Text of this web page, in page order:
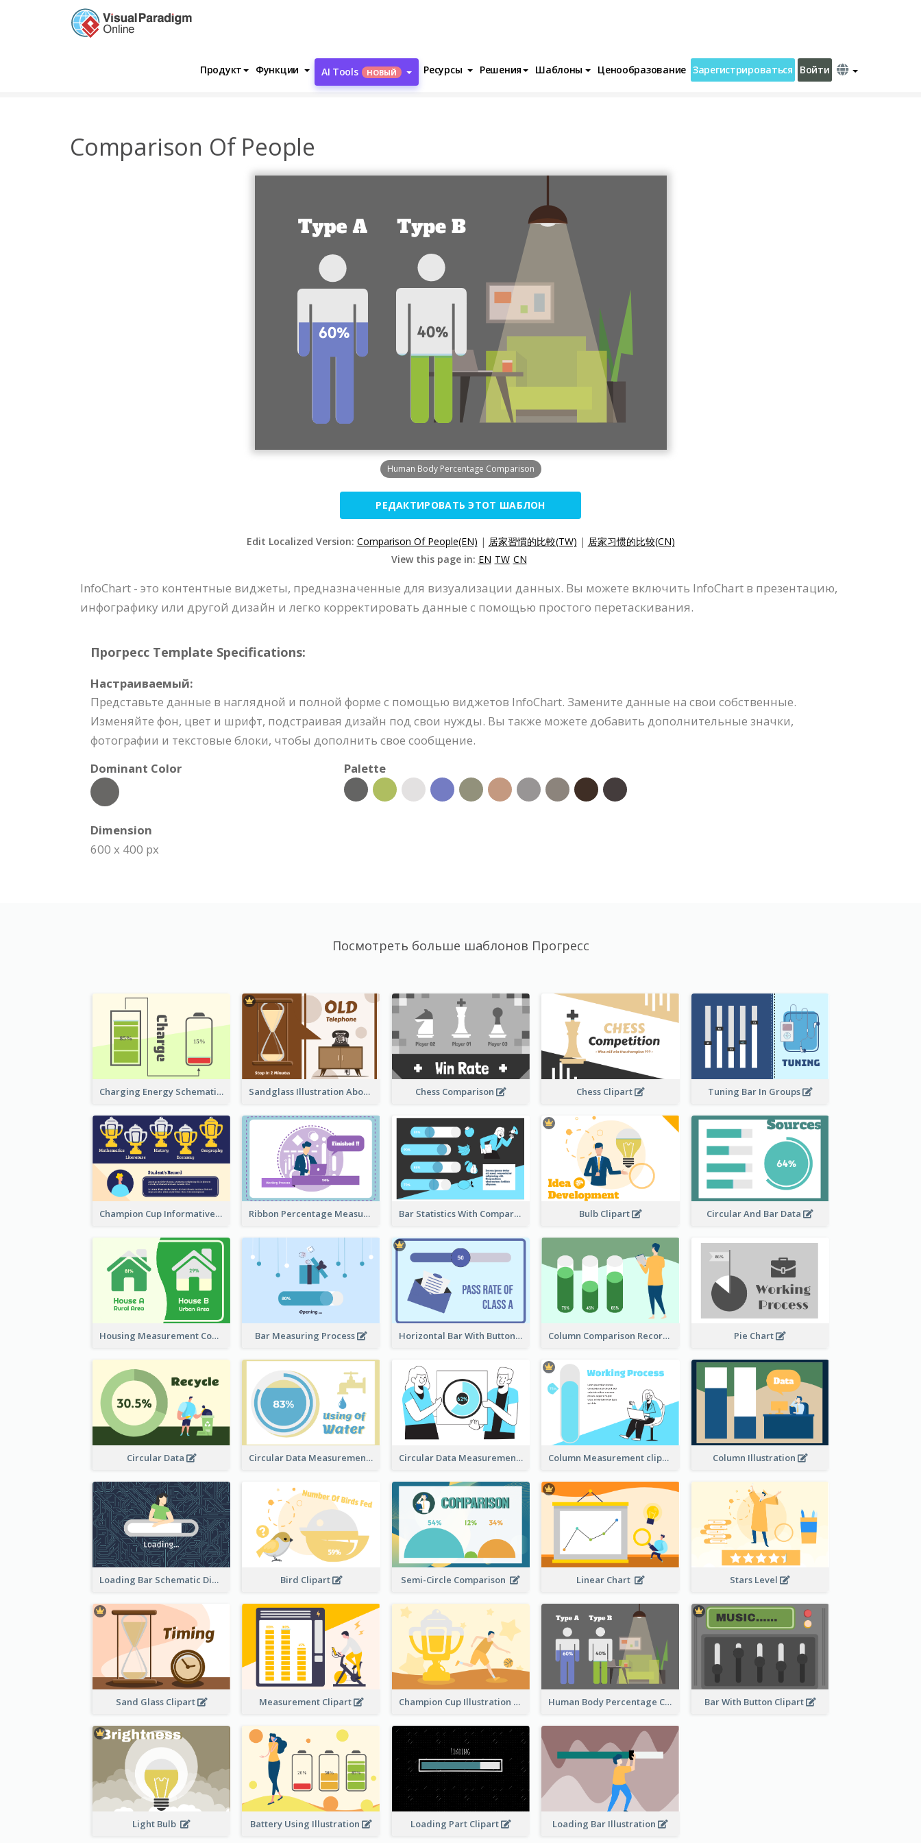
Продукт Функции AI Tools НОВЫЙ Ресурсы Решения Шаблоны Ценообразование Зарегистрироваться
Войти
Comparison Of People
Comparison Of People
Human Body Percentage Comparison
РЕДАКТИРОВАТЬ ЭТОТ ШАБЛОН
Edit Localized Version: Comparison Of People(EN) | 居家習慣的比較(TW) | 居家习惯的比较(CN)
View this page in: EN TW CN
InfoChart - это контентные виджеты, предназначенные для визуализации данных. Вы можете включить InfoChart в презентацию,
инфографику или другой дизайн и легко корректировать данные с помощью простого перетаскивания.
Прогресс Template Specifications:
Настраиваемый:
Представьте данные в наглядной и полной форме с помощью виджетов InfoChart. Замените данные на свои собственные.
Изменяйте фон, цвет и шрифт, подстраивая дизайн под свои нужды. Вы также можете добавить дополнительные значки,
фотографии и текстовые блоки, чтобы дополнить свое сообщение.
Dominant Color
Palette
Dimension
600 x 400 px
Посмотреть больше шаблонов Прогресс
Charging Energy Schematic Diagram Sandglass Illustration About Telephone Chess Comparison Chess Clipart Tuning Bar In Groups
Champion Cup Informative Record Ribbon Percentage Measurement Bar Statistics With Comparison Bulb Clipart Circular And Bar Data
Housing Measurement Comparison Bar Measuring Process Horizontal Bar With Button Column Comparison Record Pie Chart
Circular Data Circular Data Measurement Circular Data Measurement Column Measurement clipart Column Illustration
Loading Bar Schematic Diagram Bird Clipart Semi-Circle Comparison Linear Chart Stars Level
Sand Glass Clipart Measurement Clipart Champion Cup Illustration Human Body Percentage Comparison Bar With Button Clipart
Light Bulb Battery Using Illustration Loading Part Clipart Loading Bar Illustration